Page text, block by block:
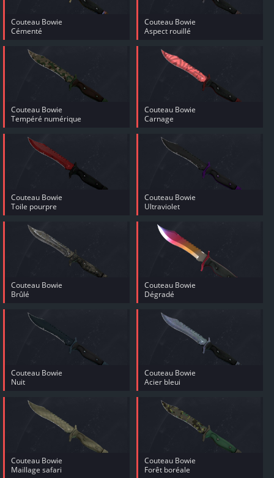
Couteau Bowie
Cémenté
Couteau Bowie
Aspect rouillé
Couteau Bowie
Tempéré numérique
Couteau Bowie
Carnage
Couteau Bowie
Toile pourpre
Couteau Bowie
Ultraviolet
Couteau Bowie
Brûlé
Couteau Bowie
Dégradé
Couteau Bowie
Nuit
Couteau Bowie
Acier bleui
Couteau Bowie
Maillage safari
Couteau Bowie
Forêt boréale